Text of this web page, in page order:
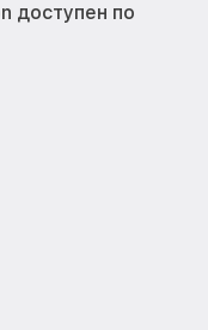
доступен по